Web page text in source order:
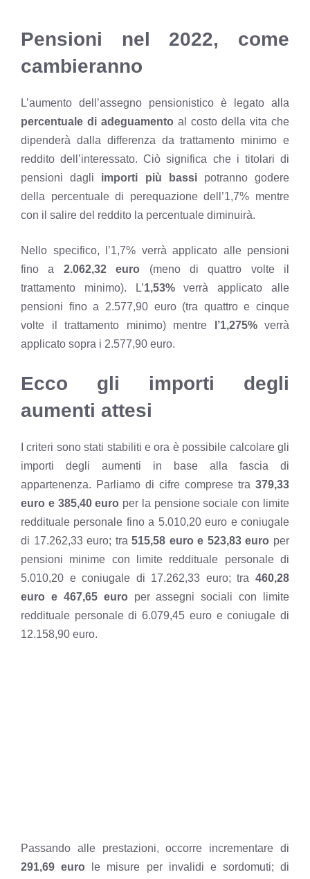
Pensioni nel 2022, come
cambieranno
L’aumento dell’assegno pensionistico è legato alla
percentuale di adeguamento al costo della vita che
dipenderà dalla differenza da trattamento minimo e
reddito dell’interessato. Ciò significa che i titolari di
pensioni dagli importi più bassipotranno godere
della percentuale di perequazione dell’1,7% mentre
con il salire del reddito la percentuale diminuirà.
Nello specifico, l’1,7% verrà applicato alle pensioni
fino a 2.062,32 euro (meno di quattro volte il
trattamento minimo). L’1,53%verrà applicato alle
pensioni fino a 2.577,90 euro (tra quattro e cinque
volte il trattamento minimo) mentre l’1,275%verrà
applicato sopra i 2.577,90 euro.
Ecco gli importi degli
aumenti attesi
I criteri sono stati stabiliti e ora è possibile calcolare gli
importi degli aumenti in base alla fascia di
appartenenza. Parliamo di cifre comprese tra 379,33
euro e 385,40 euro per la pensione sociale con limite
reddituale personale fino a 5.010,20 euro e coniugale
di 17.262,33 euro; tra515,58 euro e 523,83 euro per
pensioni minime con limite reddituale personale di
5.010,20 e coniugale di 17.262,33 euro; tra 460,28
euro e 467,65 euro per assegni sociali con limite
reddituale personale di 6.079,45 euro e coniugale di
12.158,90 euro.
Passando alle prestazioni, occorre incrementare di
291,69 euro le misure per invalidi e sordomuti; di